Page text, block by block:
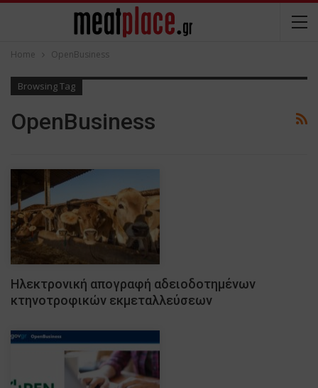
Home OpenBusiness
Browsing Tag
OpenBusiness
Ηλεκτρονική απογραφή αδειοδοτημένων
κτηνοτροφικών εκμεταλλεύσεων